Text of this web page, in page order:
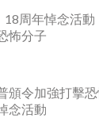
18周年悼念活動
怖分子
頒令加強打擊
念活動